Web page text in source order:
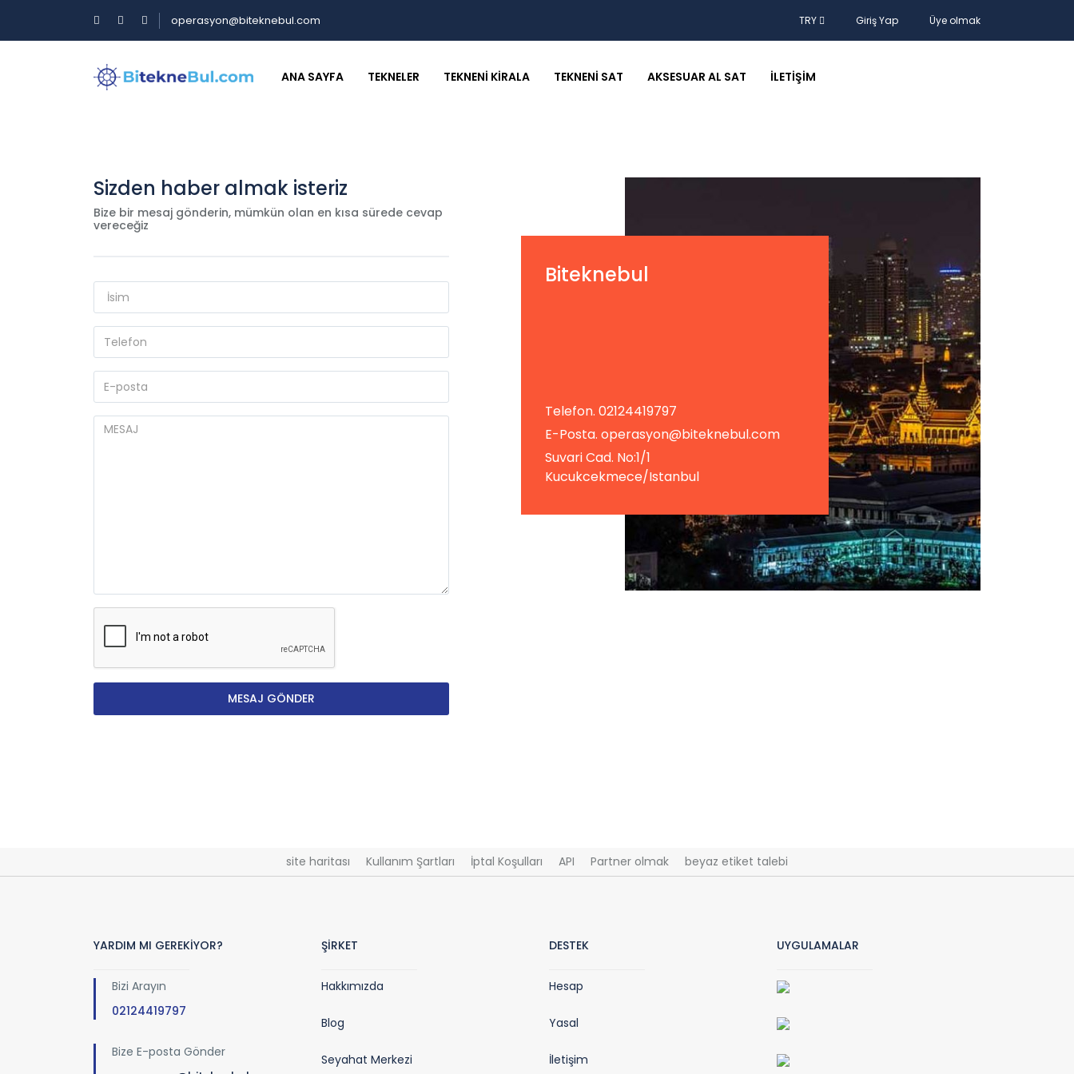
operasyon@biteknebul.com TRY Giriş Yap Üye olmak
ANA SAYFA TEKNELER TEKNENI KIRALA TEKNENI SAT AKSESUAR AL SAT İLETIŞIM
Sizden haber almak isteriz
Bize bir mesaj gönderin, mümkün olan en kısa sürede cevap
vereceğiz
MESAJ GÖNDER
Biteknebul
Telefon. 02124419797
E-Posta. operasyon@biteknebul.com
Suvari Cad. No:1/1
Kucukcekmece/Istanbul
site haritası Kullanım Şartları İptal Koşulları API Partner olmak beyaz etiket talebi
YARDIM MI GEREKİYOR?
Bizi Arayın
02124419797
Bize E-posta Gönder
ŞİRKET
Hakkımızda
Blog
Seyahat Merkezi
DESTEK
Hesap
Yasal
İletişim
UYGULAMALAR